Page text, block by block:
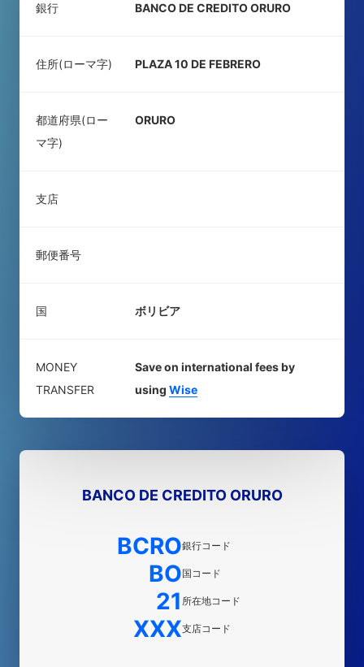
銀行 BANCO DE CREDITO ORURO
住所(ローマ字) PLAZA 10 DE FEBRERO
都道府県(ロー
マ字)
ORURO
支店
郵便番号
国 ボリビア
MONEY
TRANSFER
Save on international fees by
using Wise
BANCO DE CREDITO ORURO
BCRO銀行コード
BO国コード
21 所在地コード
XXX支店コード